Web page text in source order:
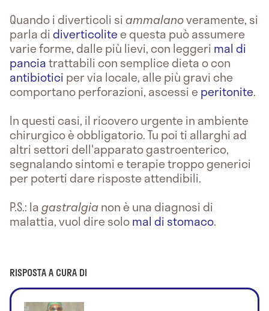
Quando i diverticoli siammalanoveramente, si
parla didiverticolitee questa può assumere
varie forme, dalle più lievi, con leggeri mal di
panciatrattabili con semplice dieta o con
antibiotici per via locale, alle più gravi che
comportano perforazioni, ascessi e peritonite.
In questi casi, il ricovero urgente in ambiente
chirurgico è obbligatorio. Tu poi ti allarghi ad
altri settori dell'apparato gastroenterico,
segnalando sintomi e terapie troppo generici
per poterti dare risposte attendibili.
P.S.: lagastralgianon è una diagnosi di
malattia, vuol dire solomal di stomaco.
RISPOSTA A CURA DI